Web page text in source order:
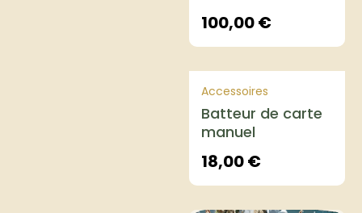
100,00€
Accessoires
Batteur de carte
manuel
18,00€